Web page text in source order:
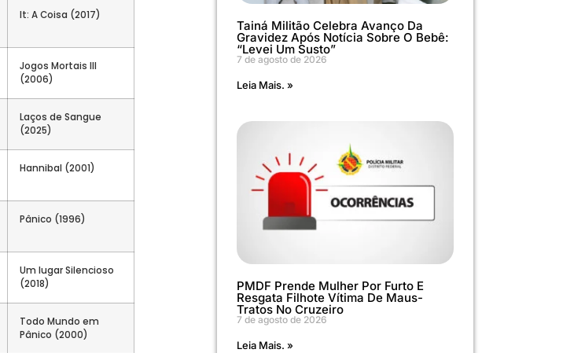
It: A Coisa (2017)
Jogos Mortais III
(2006)
Laços de Sangue
(2025)
Hannibal (2001)
Pânico (1996)
Um lugar Silencioso
(2018)
Todo Mundo em
Pânico (2000)
Tainá Militão Celebra Avanço Da
Gravidez Após Notícia Sobre O Bebê:
“Levei Um Susto”
7 de agosto de 2026
Leia Mais. »
PMDF Prende Mulher Por Furto E
Resgata Filhote Vítima De Maus-
Tratos No Cruzeiro
7 de agosto de 2026
Leia Mais. »